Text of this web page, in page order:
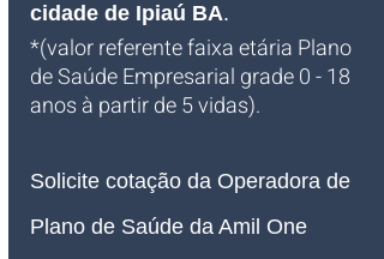
cidade de Ipiaú BA.
*(valor referente faixa etária Plano
de Saúde Empresarial grade 0 - 18
anos à partir de 5 vidas).
Solicite cotação da Operadora de
Plano de Saúde da Amil One